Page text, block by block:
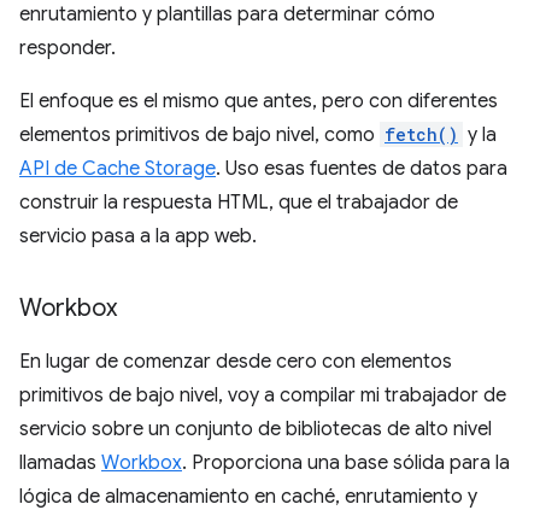
enrutamiento y plantillas para determinar cómo
responder.
El enfoque es el mismo que antes, pero con diferentes
elementos primitivos de bajo nivel, como fetch() y la
API de Cache Storage. Uso esas fuentes de datos para
construir la respuesta HTML, que el trabajador de
servicio pasa a la app web.
Workbox
En lugar de comenzar desde cero con elementos
primitivos de bajo nivel, voy a compilar mi trabajador de
servicio sobre un conjunto de bibliotecas de alto nivel
llamadas Workbox. Proporciona una base sólida para la
lógica de almacenamiento en caché, enrutamiento y